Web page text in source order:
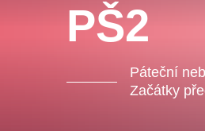
PŠ2
Páteční
Začátky